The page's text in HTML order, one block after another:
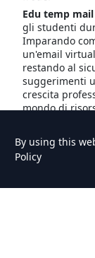
Edu temp mail
gli studenti
Imparando
un'email
restando al
suggerimenti
crescita
mondo di
By using this
Policy